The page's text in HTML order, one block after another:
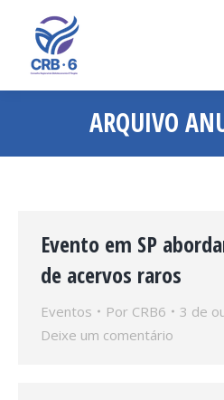
ARQUIVO
Evento em SP
de acervos raros
Eventos Por CRB6
3 de
Deixe um comentário